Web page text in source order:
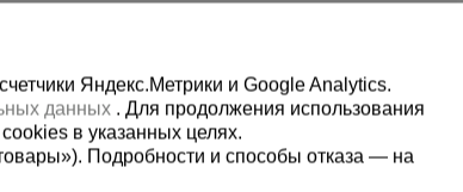
Яндекс.Метрики и Google Analytics.
данных . Для продолжения использования
в указанных целях.
Подробности и способы отказа — на